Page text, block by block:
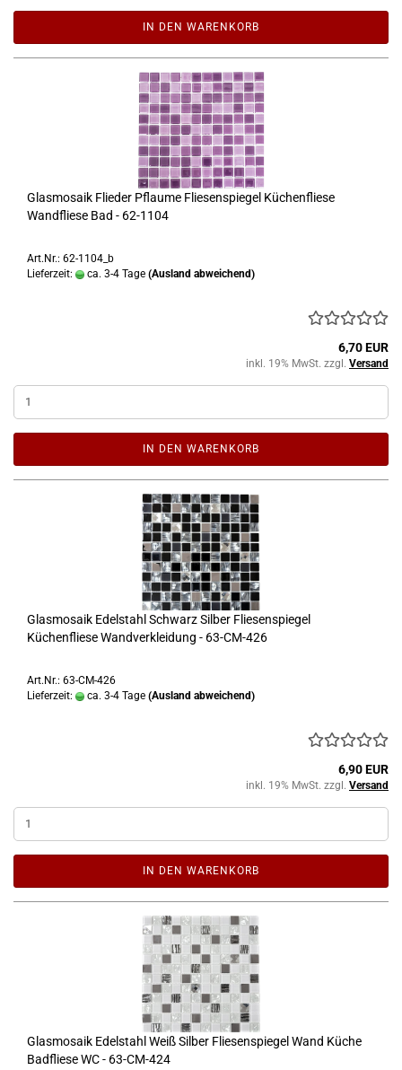
IN DEN WARENKORB
Glasmosaik Flieder Pflaume Fliesenspiegel Küchenfliese
Wandfliese Bad - 62-1104
Art.Nr.: 62-1104_b
Lieferzeit:
ca. 3-4 Tage (Ausland abweichend)
6,70 EUR
inkl. 19% MwSt. zzgl. Versand
IN DEN WARENKORB
Glasmosaik Edelstahl Schwarz Silber Fliesenspiegel
Küchenfliese Wandverkleidung - 63-CM-426
Art.Nr.: 63-CM-426
Lieferzeit:
ca. 3-4 Tage (Ausland abweichend)
6,90 EUR
inkl. 19% MwSt. zzgl. Versand
IN DEN WARENKORB
Glasmosaik Edelstahl Weiß Silber Fliesenspiegel Wand Küche
Badfliese WC - 63-CM-424